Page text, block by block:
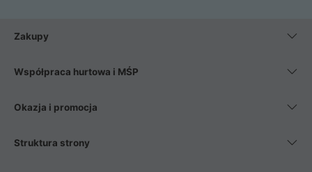
Zakupy
Współpraca hurtowa i MŚP
Okazja i promocja
Struktura strony